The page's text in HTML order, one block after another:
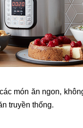
món ăn ngon,
truyền thống.